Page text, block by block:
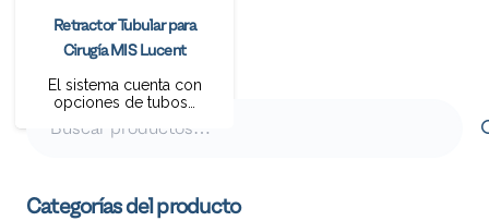
Retractor Tubular para
Cirugía MIS Lucent
El sistema cuenta con
opciones de tubos…
Buscar
Categorías del producto